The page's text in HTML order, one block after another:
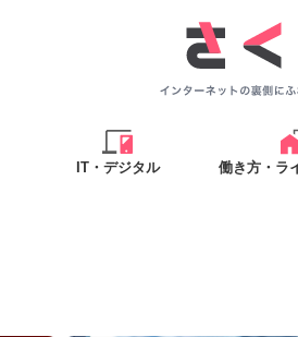
IT・デジタル 働き方・ラ